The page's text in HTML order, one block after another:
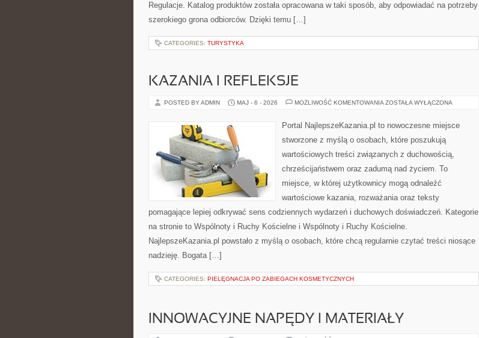
Regulacje. Katalog produktów została opracowana w taki sposób, aby odpowiadać na potrzeby
szerokiego grona odbiorców. Dzięki temu […]
CATEGORIES: TURYSTYKA
KAZANIA I REFLEKSJE
POSTED BY ADMIN MAJ - 6 - 2026 MOŻLIWOŚĆ KOMENTOWANIA KAZANIA
ZOSTAŁA WYŁĄCZONA
Portal NajlepszeKazania.pl to nowoczesne miejsce
stworzone z myślą o osobach, które poszukują
wartościowych treści związanych z duchowością,
chrześcijaństwem oraz zadumą nad życiem. To
miejsce, w której użytkownicy mogą odnaleźć
wartościowe kazania, rozważania oraz teksty
pomagające lepiej odkrywać sens codziennych wydarzeń i duchowych doświadczeń. Kategorie
na stronie to Wspólnoty i Ruchy Kościelne i Wspólnoty i Ruchy Kościelne.
NajlepszeKazania.pl powstało z myślą o osobach, które chcą regularnie czytać treści niosące
nadzieję. Bogata […]
CATEGORIES: PIELĘGNACJA PO ZABIEGACH KOSMETYCZNYCH
INNOWACYJNE NAPĘDY I MATERIAŁY